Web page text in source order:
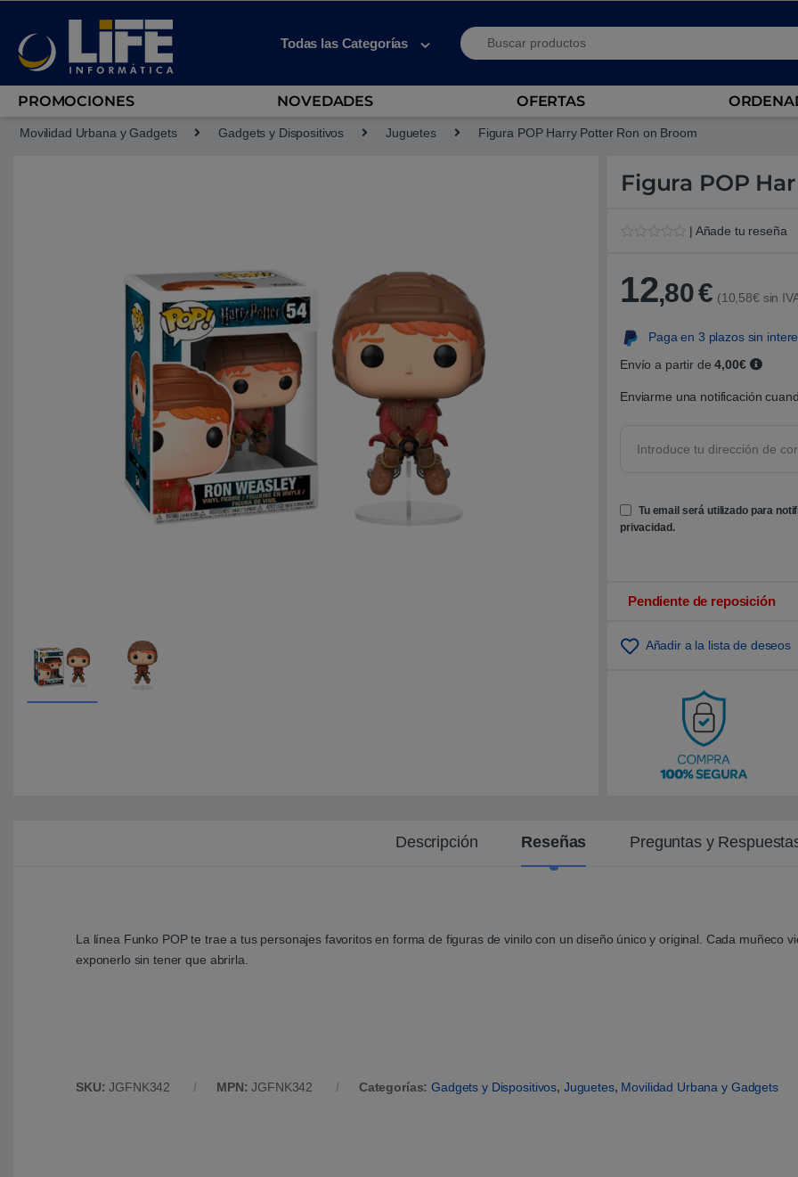
Todas las Categorías
Search for:
PROMOCIONES NOVEDADES OFERTAS
Movilidad Urbana y Gadgets Gadgets y Dispositivos Juguetes Figura POP Harry Potter Ron on Broom
Figura POP
o
r
o
.
s
a
d
o
a
c
| Añade tu reseña
12,80€ (10,58€ sin
Paga en 3 plazos sin
Envío a partir de4,00€
Enviarme una notificación
Tu email será utilizado para
privacidad.
Pendiente de reposición
Añadir a la lista de deseos
Descripción Reseñas Preguntas y
La línea Funko POP te trae a tus personajes favoritos en forma de figuras de vinilo con un diseño único y original. Cada muñeco
exponerlo sin tener que abrirla.
SKU:JGFNK342 MPN:JGFNK342 Categorías:Gadgets y Dispositivos, Juguetes, Movilidad Urbana y Gadgets